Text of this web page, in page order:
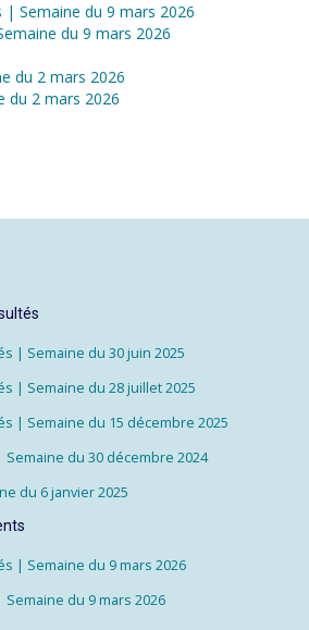
Semaine du 9 mars 2026
du 9 mars 2026
du 2 mars 2026
du 2 mars 2026
| Semaine du 30 juin 2025
| Semaine du 28 juillet 2025
| Semaine du 15 décembre 2025
du 30 décembre 2024
du 6 janvier 2025
| Semaine du 9 mars 2026
du 9 mars 2026